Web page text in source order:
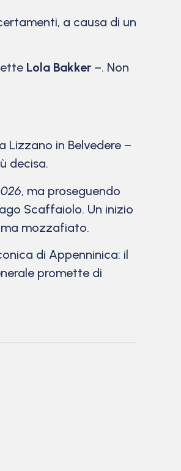
a causa di un
Lola Bakker –. Non
Lizzano in Belvedere –
decisa.
, ma proseguendo
Scaffaiolo. Un inizio
mozzafiato.
di Appenninica: il
promette di